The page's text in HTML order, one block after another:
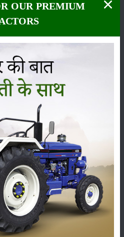
पशुपालन
समाचार
अन्य
योजना की 36वीं किस्त जारी, करोड़ों महिलाओं के
1500 रुपये
2026
OUR PREMIUM